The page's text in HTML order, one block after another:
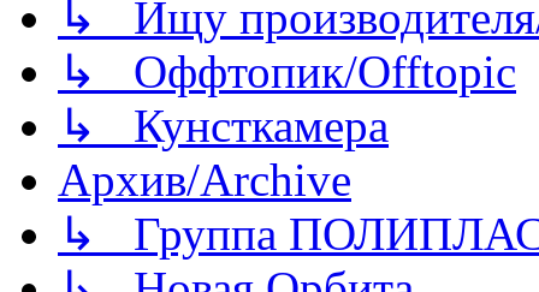
↳ Ищу
↳ Оффтопик/Offtopic
↳ Кунсткамера
Архив/Archive
↳ Группа